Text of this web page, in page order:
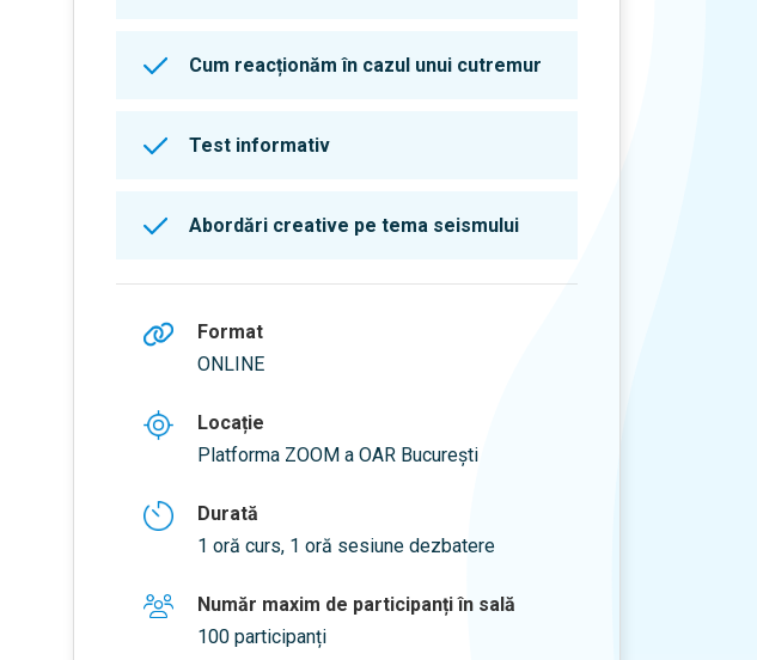
Cum reacționăm în cazul unui cutremur
Test informativ
Abordări creative pe tema seismului
Format
ONLINE
Locație
Platforma ZOOM a OAR București
Durată
1 oră curs, 1 oră sesiune dezbatere
Număr maxim de participanți în sală
100 participanți